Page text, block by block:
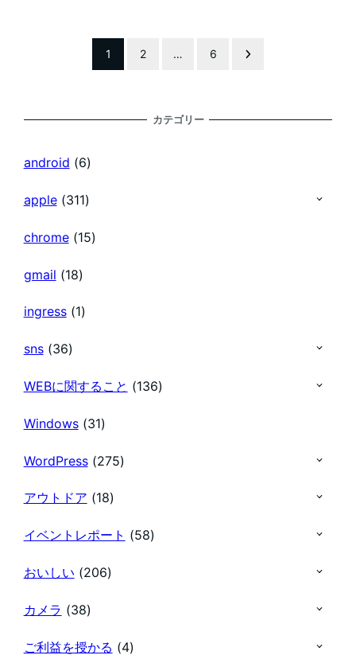
の
ペ
ー
ジ
り
1 2 … 6
カテゴリー
android (6)
apple(311)
chrome(15)
gmail (18)
ingress(1)
sns(36)
WEBに関すること (136)
Windows(31)
WordPress(275)
アウトドア (18)
イベントレポート (58)
おいしい (206)
カメラ (38)
ご利益を授かる (4)